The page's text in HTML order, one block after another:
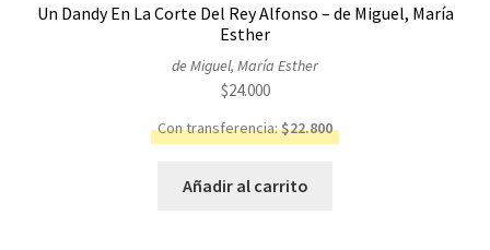
Un Dandy En La Corte Del Rey Alfonso – de Miguel, María
Esther
de Miguel, María Esther
$24.000
Con transferencia:$22.800
Añadir al carrito